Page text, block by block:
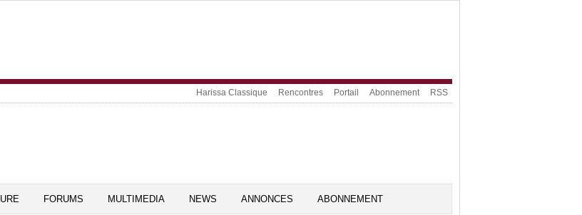
Harissa Classique Rencontres Portail Abonnement RSS
FORUMS MULTIMEDIA NEWS ANNONCES ABONNEMENT